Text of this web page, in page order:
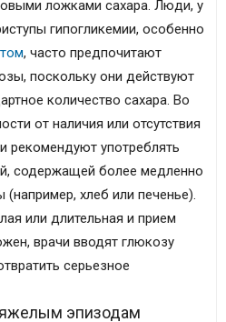
ложками сахара. Люди, у
гипогликемии, особенно
, часто предпочитают
поскольку они действуют
количество сахара. Во
от наличия или отсутствия
рекомендуют употреблять
содержащей более медленно
хлеб или печенье).
или длительная и прием
врачи вводят глюкозу
серьезное
эпизодам